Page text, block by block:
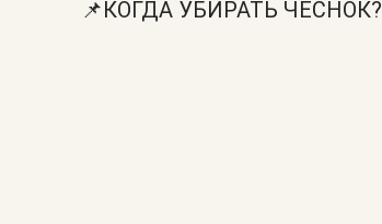
📌КОГДА УБИРАТЬ ЧЕСНОК?